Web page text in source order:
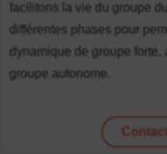
facilitons la vie du groupe
différentes phases pour
dynamique de groupe forte,
groupe autonome.